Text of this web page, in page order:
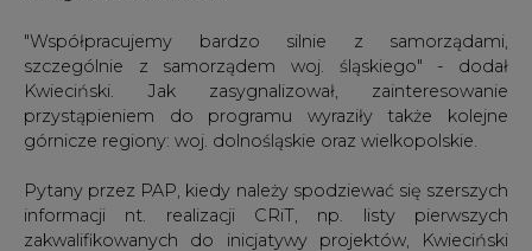
"Współpracujemy bardzo silnie z samorządami,
szczególnie z samorządem woj. śląskiego" - dodał
Kwieciński. Jak zasygnalizował, zainteresowanie
przystąpieniem do programu wyraziły także kolejne
górnicze regiony: woj. dolnośląskie oraz wielkopolskie.
Pytany przez PAP, kiedy należy spodziewać się szerszych
informacji nt. realizacji CRiT, np. listy pierwszych
zakwalifikowanych do inicjatywy projektów, Kwieciński